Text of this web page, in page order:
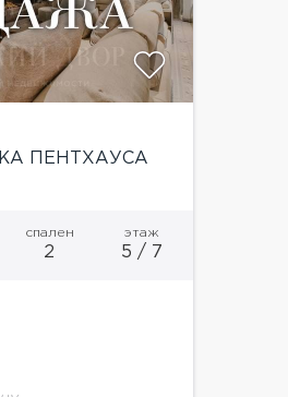
ПЕНТХАУСА
спален
2
этаж
5 / 7